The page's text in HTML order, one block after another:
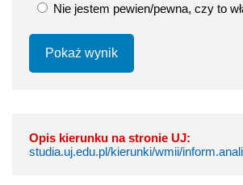
Nie jestem pewien/pewna, czy to
Pokaż wynik
Opis kierunku na stronie UJ:
studia.uj.edu.pl/kierunki/wmii/inform.anali